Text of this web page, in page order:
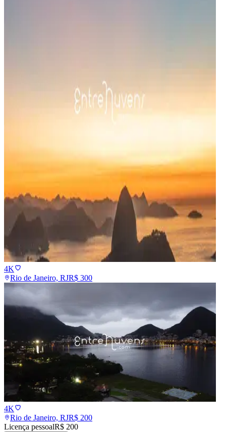
4K
Rio de Janeiro, RJR$ 300
4K
Rio de Janeiro, RJR$ 200
Licença pessoalR$ 200